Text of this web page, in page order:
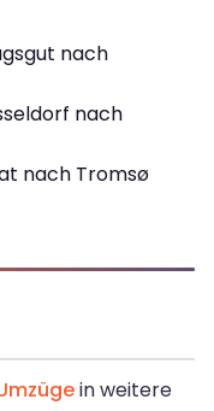
nach
nach
nach Tromsø
in weitere